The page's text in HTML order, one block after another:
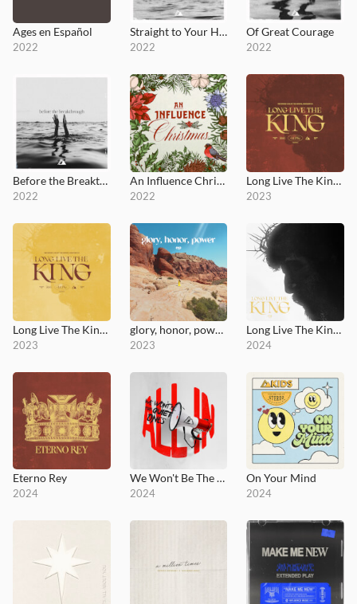
Ages en Español
2022
Straight to Your Heart
2022
Of Great Courage
2022
Before the Breakthrough
2022
An Influence Christmas
2022
Long Live The King (Live at the Grove)
2023
Long Live The King (Deluxe)
2023
glory, honor, power - EP
2023
Long Live The King (Versions) - EP
2024
Eterno Rey
2024
We Won't Be The Quiet Ones
2024
On Your Mind
2024